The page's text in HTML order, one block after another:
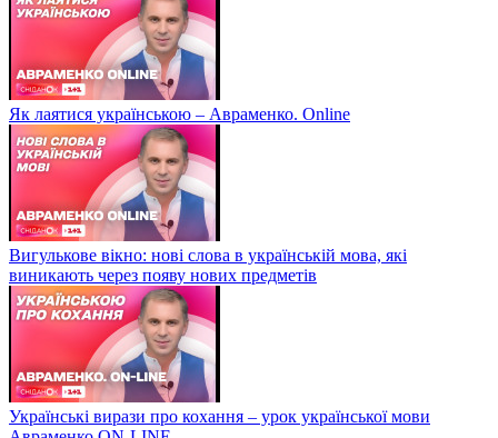
Як лаятися українською – Авраменко. Online
Вигулькове вікно: нові слова в українській мова, які
виникають через появу нових предметів
Українські вирази про кохання – урок української мови